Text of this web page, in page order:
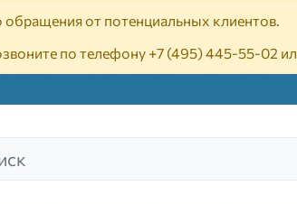
обращения от потенциальных клиентов.
по телефону +7 (495) 445-55-02